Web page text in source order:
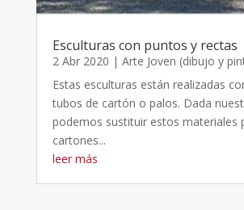
Esculturas con puntos y rectas
2 Abr 2020 | Arte Joven (dibujo y
Estas esculturas están realizadas
tubos de cartón o palos. Dada
podemos sustituir estos materiales
cartones...
leer más